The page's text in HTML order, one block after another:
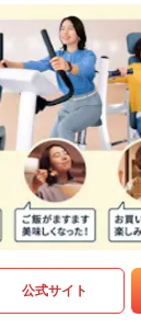
公式サイト